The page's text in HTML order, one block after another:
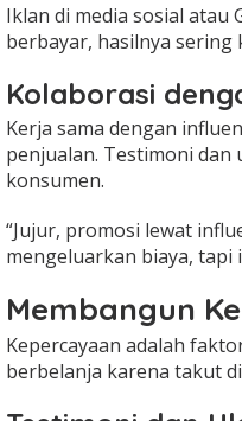
Iklan di media sosial atau
berbayar, hasilnya
Kolaborasi
Kerja sama dengan
penjualan. Testimoni dan
konsumen.
“Jujur, promosi lewat
mengeluarkan biaya, tapi
Membangun
Kepercayaan adalah
berbelanja karena takut